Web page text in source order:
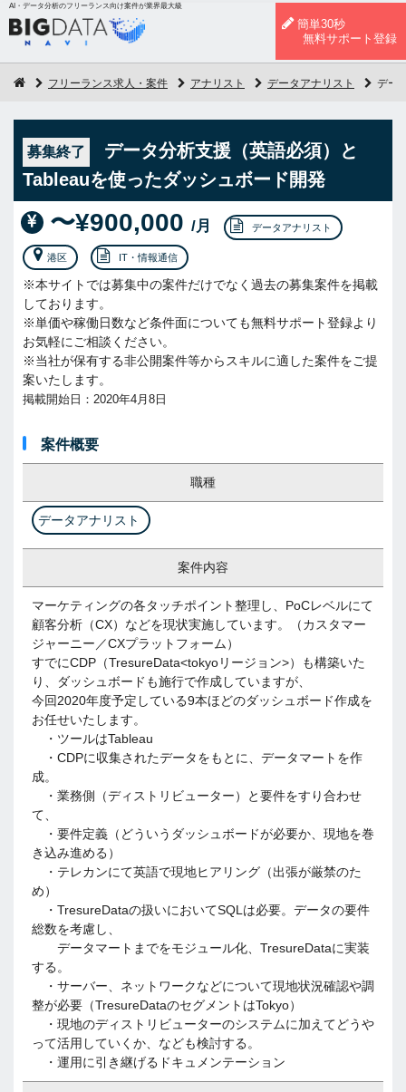
AI・データ分析のフリーランス向け案件が業界最大級
簡単30秒
無料サポート登録
フリーランス求人・案件 アナリスト データアナリスト デー
募集終了
データ分析支援（英語必須）と
Tableauを使ったダッシュボード開発
〜¥900,000 /月 データアナリスト
港区 IT・情報通信
※本サイトでは募集中の案件だけでなく過去の募集案件を掲載
しております。
※単価や稼働日数など条件面についても無料サポート登録より
お気軽にご相談ください。
※当社が保有する非公開案件等からスキルに適した案件をご提
案いたします。
掲載開始日：2020年4月8日
案件概要
職種
データアナリスト
案件内容
マーケティングの各タッチポイント整理し、PoCレベルにて
顧客分析（CX）などを現状実施しています。（カスタマー
ジャーニー／CXプラットフォーム）
すでにCDP（TresureData<tokyoリージョン>）も構築いた
り、ダッシュボードも施行で作成していますが、
今回2020年度予定している9本ほどのダッシュボード作成を
お任せいたします。
・ツールはTableau
・CDPに収集されたデータをもとに、データマートを作
成。
・業務側（ディストリビューター）と要件をすり合わせ
て、
・要件定義（どういうダッシュボードが必要か、現地を巻
き込み進める）
・テレカンにて英語で現地ヒアリング（出張が厳禁のた
め）
・TresureDataの扱いにおいてSQLは必要。データの要件
総数を考慮し、
データマートまでをモジュール化、TresureDataに実装
する。
・サーバー、ネットワークなどについて現地状況確認や調
整が必要（TresureDataのセグメントはTokyo）
・現地のディストリビューターのシステムに加えてどうや
って活用していくか、なども検討する。
・運用に引き継げるドキュメンテーション